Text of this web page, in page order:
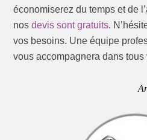
économiserez du temps et de
nosdevis sont gratuits.
vos besoins. Une équipe
vous accompagnera dans tous